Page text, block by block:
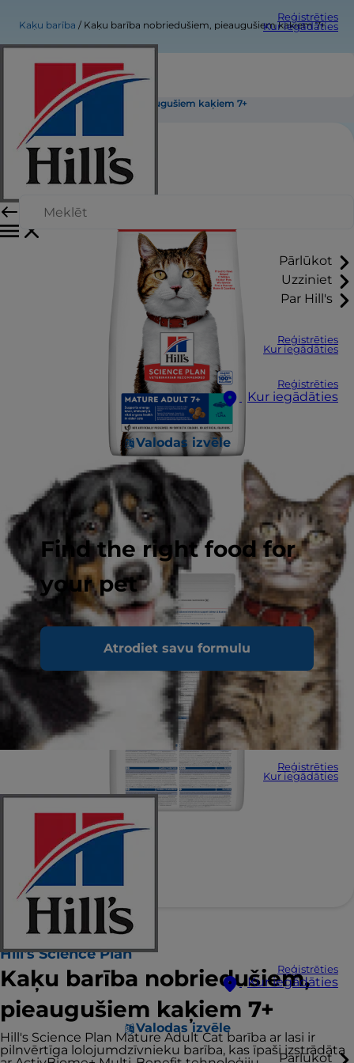
Reģistrēties
Kur iegādāties
Pārlūkot
Uzziniet
Par Hill's
Reģistrēties
Kur iegādāties
Reģistrēties
Kur iegādāties
Valodas izvēle
Find the right food for
your pet
Atrodiet savu formulu
Reģistrēties
Kur iegādāties
Reģistrēties
Kur iegādāties
Valodas izvēle
Pārlūkot
Kaķu barība Kaķu barība nobriedušiem, pieaugušiem kaķiem 7+
Kaķu barība nobriedušiem, pieaugušiem kaķiem 7+
Hill's Science Plan
Kaķu barība nobriedušiem,
pieaugušiem kaķiem 7+
Hill's Science Plan Mature Adult Cat barība ar lasi ir
pilnvērtīga lolojumdzīvnieku barība, kas īpaši izstrādāta